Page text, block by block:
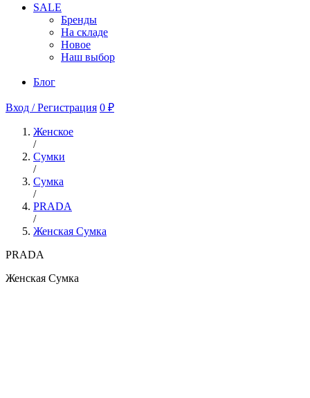
SALE
Бренды
На складе
Новое
Наш выбор
Блог
Вход / Регистрация 0 ₽
Женское
/
Сумки
/
Сумка
/
PRADA
/
Женская Сумка
PRADA
Женская Сумка